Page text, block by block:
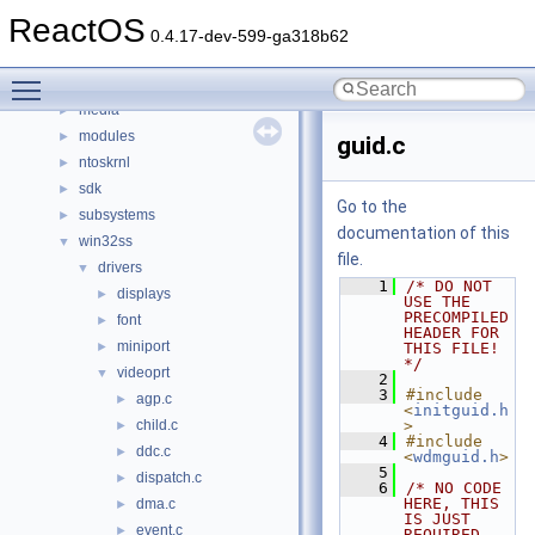
ReactOS 0.4.17-dev-599-ga318b62
► dll
► media
► modules
► ntoskrnl
► sdk
► subsystems
▼ win32ss
▼ drivers
► displays
► font
► miniport
▼ videoprt
► agp.c
► child.c
► ddc.c
► dispatch.c
► dma.c
► event.c
guid.c
Go to the
documentation of this
file.
    1
/* DO NOT
USE THE
PRECOMPILED
HEADER FOR
THIS FILE!
*/
    2
    3
#include
<initguid.h
>
    4
#include
<wdmguid.h>
    5
    6
/* NO CODE
HERE, THIS
IS JUST